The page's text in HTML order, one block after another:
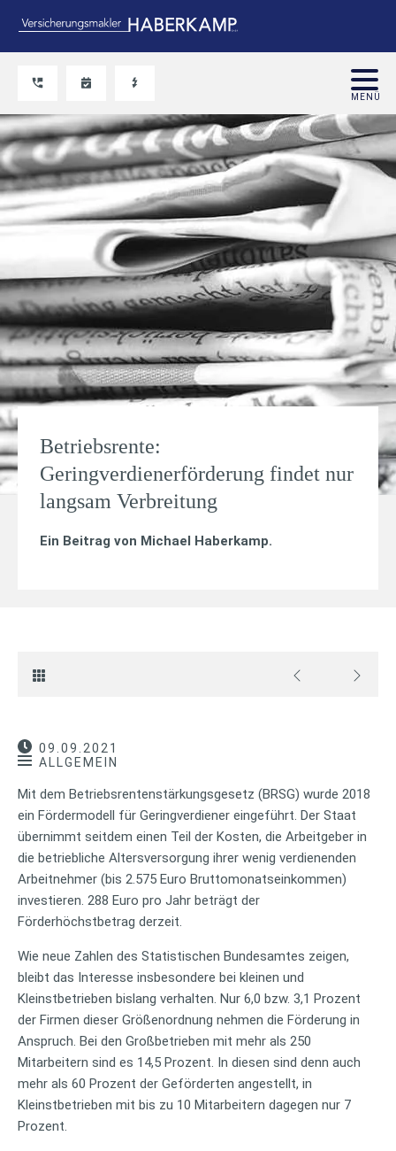
Betriebsrente:
Geringverdienerförderung findet nur
langsam Verbreitung
Ein Beitrag von Michael Haberkamp.
09.09.2021
ALLGEMEIN
Mit dem Betriebsrentenstärkungsgesetz (BRSG) wurde 2018
ein Fördermodell für Geringverdiener eingeführt. Der Staat
übernimmt seitdem einen Teil der Kosten, die Arbeitgeber in
die betriebliche Altersversorgung ihrer wenig verdienenden
Arbeitnehmer (bis 2.575 Euro Bruttomonatseinkommen)
investieren. 288 Euro pro Jahr beträgt der
Förderhöchstbetrag derzeit.
Wie neue Zahlen des Statistischen Bundesamtes zeigen,
bleibt das Interesse insbesondere bei kleinen und
Kleinstbetrieben bislang verhalten. Nur 6,0 bzw. 3,1 Prozent
der Firmen dieser Größenordnung nehmen die Förderung in
Anspruch. Bei den Großbetrieben mit mehr als 250
Mitarbeitern sind es 14,5 Prozent. In diesen sind denn auch
mehr als 60 Prozent der Geförderten angestellt, in
Kleinstbetrieben mit bis zu 10 Mitarbeitern dagegen nur 7
Prozent.